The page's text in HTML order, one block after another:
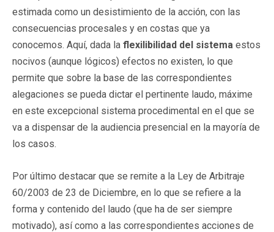
estimada como un desistimiento de la acción, con las
consecuencias procesales y en costas que ya
conocemos. Aquí, dada la flexilibilidad del sistema estos
nocivos (aunque lógicos) efectos no existen, lo que
permite que sobre la base de las correspondientes
alegaciones se pueda dictar el pertinente laudo, máxime
en este excepcional sistema procedimental en el que se
va a dispensar de la audiencia presencial en la mayoría de
los casos.
Por último destacar que se remite a la Ley de Arbitraje
60/2003 de 23 de Diciembre, en lo que se refiere a la
forma y contenido del laudo (que ha de ser siempre
motivado), así como a las correspondientes acciones de